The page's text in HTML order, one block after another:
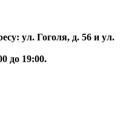
ул. Гоголя, д. 56 и ул.
до 19:00.